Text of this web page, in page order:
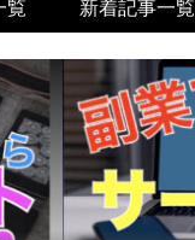
覧 新着記事一覧